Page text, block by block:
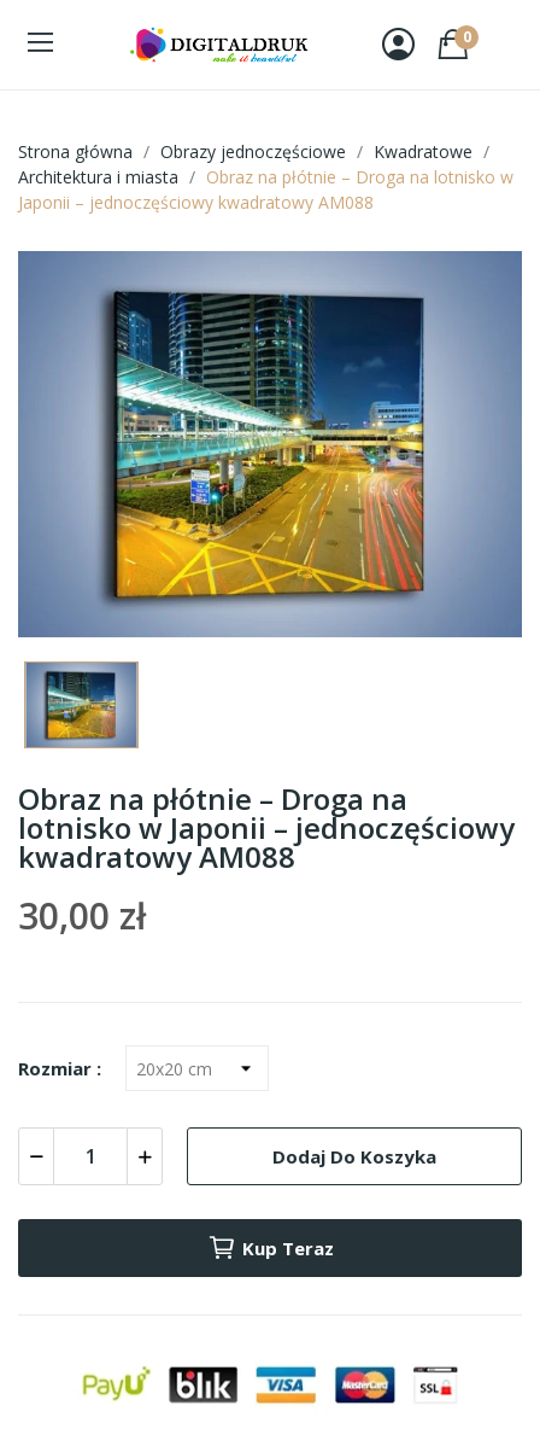
0
Strona główna Obrazy jednoczęściowe
Kwadratowe
Architektura i miasta
Obraz na płótnie – Droga na lotnisko w
Japonii – jednoczęściowy kwadratowy AM088
Obraz na płótnie – Droga na
lotnisko w Japonii – jednoczęściowy
kwadratowy AM088
30,00 zł
Rozmiar :
Dodaj Do Koszyka
Kup Teraz